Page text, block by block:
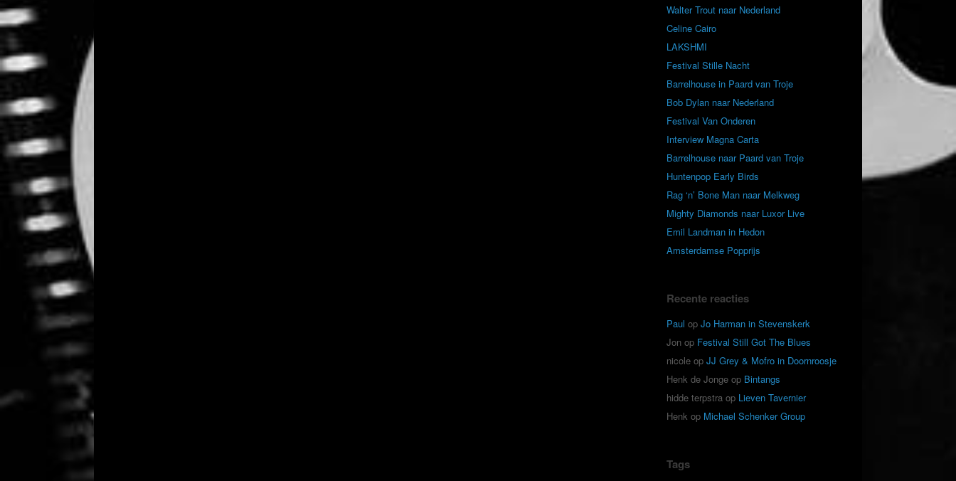
Walter Trout naar Nederland
Celine Cairo
LAKSHMI
Festival Stille Nacht
Barrelhouse in Paard van Troje
Bob Dylan naar Nederland
Festival Van Onderen
Interview Magna Carta
Barrelhouse naar Paard van Troje
Huntenpop Early Birds
Rag ‘n’ Bone Man naar Melkweg
Mighty Diamonds naar Luxor Live
Emil Landman in Hedon
Amsterdamse Popprijs
Recente reacties
Paul opJo Harman in Stevenskerk
Jon op Festival Still Got The Blues
nicole opJJ Grey & Mofro in Doornroosje
Henk de Jonge op Bintangs
hidde terpstra op Lieven Tavernier
Henk op Michael Schenker Group
Tags